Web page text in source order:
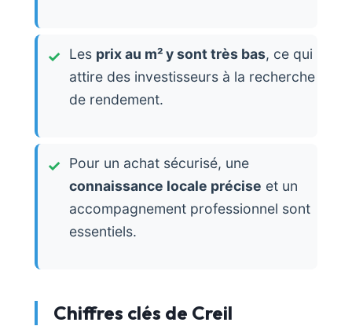
Les prix au m² y sont très bas, ce qui
attire des investisseurs à la recherche
de rendement.
Pour un achat sécurisé, une
connaissance locale précise et un
accompagnement professionnel sont
essentiels.
Chiffres clés de Creil